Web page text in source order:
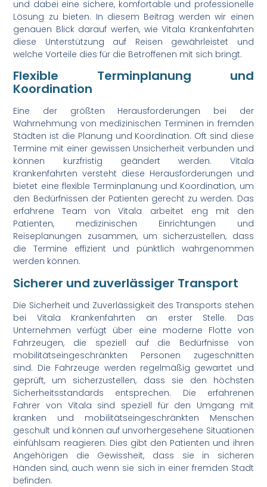
und dabei eine sichere, komfortable und professionelle
Lösung zu bieten. In diesem Beitrag werden wir einen
genauen Blick darauf werfen, wie Vitala Krankenfahrten
diese Unterstützung auf Reisen gewährleistet und
welche Vorteile dies für die Betroffenen mit sich bringt.
Flexible Terminplanung und
Koordination
Eine der größten Herausforderungen bei der
Wahrnehmung von medizinischen Terminen in fremden
Städten ist die Planung und Koordination. Oft sind diese
Termine mit einer gewissen Unsicherheit verbunden und
können kurzfristig geändert werden. Vitala
Krankenfahrten versteht diese Herausforderungen und
bietet eine flexible Terminplanung und Koordination, um
den Bedürfnissen der Patienten gerecht zu werden. Das
erfahrene Team von Vitala arbeitet eng mit den
Patienten, medizinischen Einrichtungen und
Reiseplanungen zusammen, um sicherzustellen, dass
die Termine effizient und pünktlich wahrgenommen
werden können.
Sicherer und zuverlässiger Transport
Die Sicherheit und Zuverlässigkeit des Transports stehen
bei Vitala Krankenfahrten an erster Stelle. Das
Unternehmen verfügt über eine moderne Flotte von
Fahrzeugen, die speziell auf die Bedürfnisse von
mobilitätseingeschränkten Personen zugeschnitten
sind. Die Fahrzeuge werden regelmäßig gewartet und
geprüft, um sicherzustellen, dass sie den höchsten
Sicherheitsstandards entsprechen. Die erfahrenen
Fahrer von Vitala sind speziell für den Umgang mit
kranken und mobilitätseingeschränkten Menschen
geschult und können auf unvorhergesehene Situationen
einfühlsam reagieren. Dies gibt den Patienten und ihren
Angehörigen die Gewissheit, dass sie in sicheren
Händen sind, auch wenn sie sich in einer fremden Stadt
befinden.